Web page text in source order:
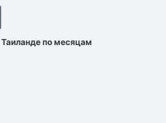
по месяцам